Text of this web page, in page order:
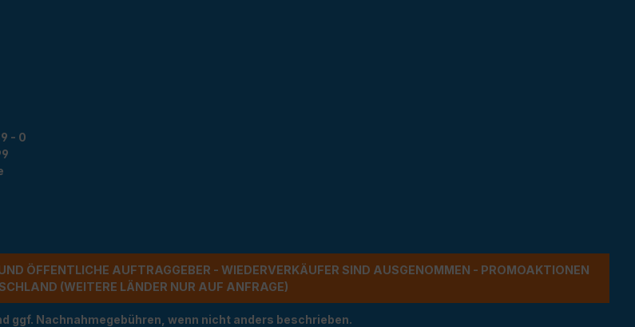
- 0
ÖFFENTLICHE AUFTRAGGEBER - WIEDERVERKÄUFER SIND AUSGENOMMEN - PROMOAKTIONEN G
(WEITERE LÄNDER NUR AUF ANFRAGE)
ggf. Nachnahmegebühren, wenn nicht anders beschrieben.